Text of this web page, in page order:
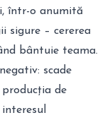
într-o anumită
sigure – cererea
bântuie teama.
scade
producția de
interesul